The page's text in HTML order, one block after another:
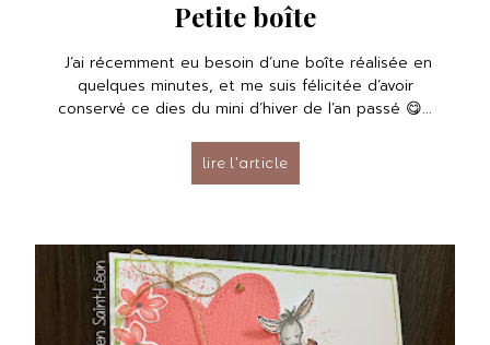
Petite boîte
J’ai récemment eu besoin d’une boîte réalisée en
quelques minutes, et me suis félicitée d’avoir
conservé ce dies du mini d’hiver de l’an passé 😋...
lire l’article